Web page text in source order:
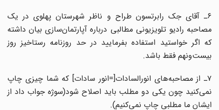
۶ـ آقای جک رابرتسون طراح و ناظر شهرستان پهلوی در یک
مصاحبه رادیو تلویزیونی مطالبی درباره آپارتمان‌سازی بیان داشته
که اگر خواستید استفاده بفرمایید در حد روزنامه رستاخیز روز
بیست‌و‌نهم فقط باشد.
۷ـ از مصاحبه‌های انورالسادات[=انور سادات] که شما چیزی چاپ
نمی‌کنید چون یکی دو مطلب باید اصلاح شود(سوژه جواب داد از
ایشان ما مطلبی چاپ نمی‌کنیم).